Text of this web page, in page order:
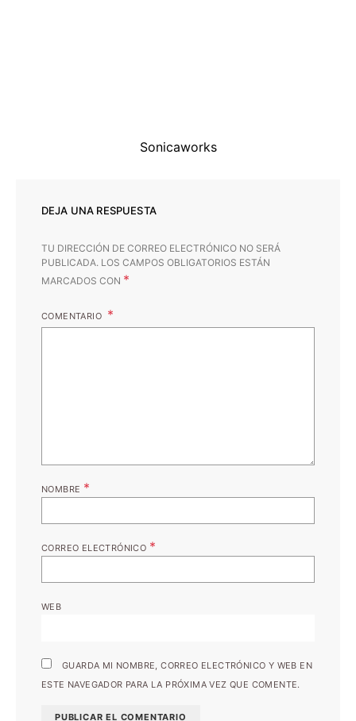
Sonicaworks
DEJA UNA RESPUESTA
TU DIRECCIÓN DE CORREO ELECTRÓNICO NO SERÁ
PUBLICADA. LOS CAMPOS OBLIGATORIOS ESTÁN
MARCADOS CON *
COMENTARIO
NOMBRE *
CORREO ELECTRÓNICO *
WEB
GUARDA MI NOMBRE, CORREO ELECTRÓNICO Y WEB EN
ESTE NAVEGADOR PARA LA PRÓXIMA VEZ QUE COMENTE.